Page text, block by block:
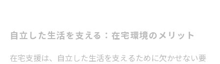
自立した生活を支える：在宅環境のメリット
在宅支援は、自立した生活を支えるために欠かせない要